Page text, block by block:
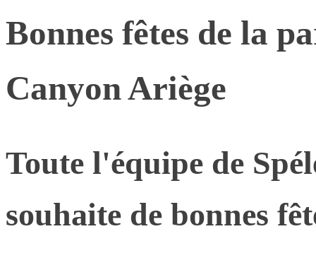
Bonnes fêtes de la
Canyon Ariège
Toute l'équipe de
souhaite de bonnes